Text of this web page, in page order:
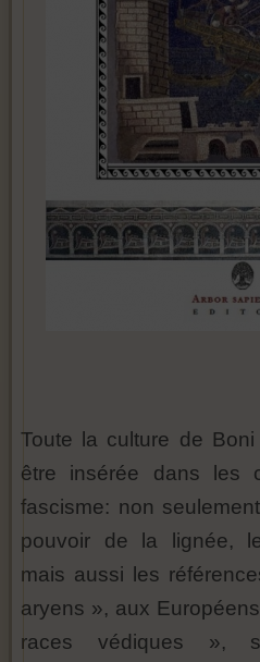
Toute la culture de
être insérée dans les
fascisme: non
pouvoir de la lignée,
mais aussi les
aryens », aux
races védiques »,